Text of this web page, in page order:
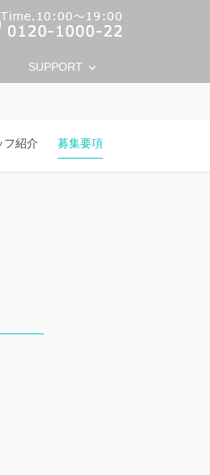
SUPPORT keyboard_arrow_down
フ紹介 募集要項